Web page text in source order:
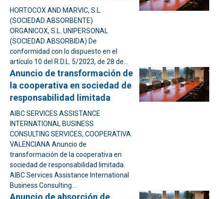
HORTOCOX AND MARVIC, S.L.
(SOCIEDAD ABSORBENTE)
ORGANICOX, S.L. UNIPERSONAL
(SOCIEDAD ABSORBIDA) De
conformidad con lo dispuesto en el
artículo 10 del R.D.L. 5/2023, de 28 de...
Anuncio de transformación de
la cooperativa en sociedad de
responsabilidad limitada
AIBC SERVICES ASSISTANCE
INTERNATIONAL BUSINESS
CONSULTING SERVICES, COOPERATIVA
VALENCIANA Anuncio de
transformación de la cooperativa en
sociedad de responsabilidad limitada.
AIBC Services Assistance International
Business Consulting...
Anuncio de absorción de